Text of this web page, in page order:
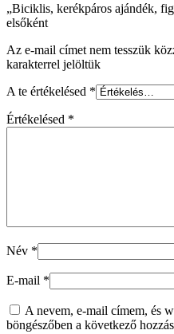
„Biciklis, kerékpáros ajándék,
elsőként
Az e-mail címet nem tesszük
karakterrel jelöltük
A te értékelésed *
Értékelésed *
Név *
E-mail *
A nevem, e-mail címem, és
böngészőben a következő